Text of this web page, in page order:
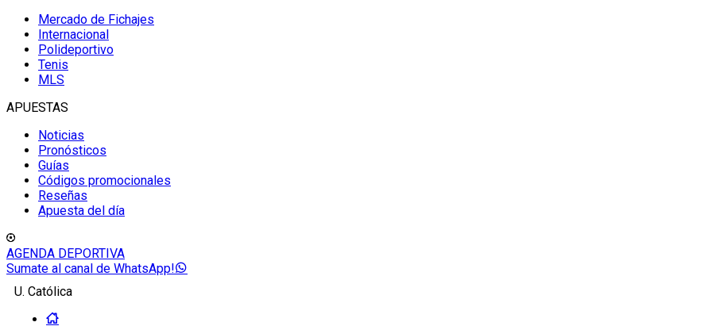
Mercado de Fichajes
Internacional
Polideportivo
Tenis
MLS
APUESTAS
Noticias
Pronósticos
Guías
Códigos promocionales
Reseñas
Apuesta del día
AGENDA DEPORTIVA
Sumate al canal de WhatsApp!
U. Católica